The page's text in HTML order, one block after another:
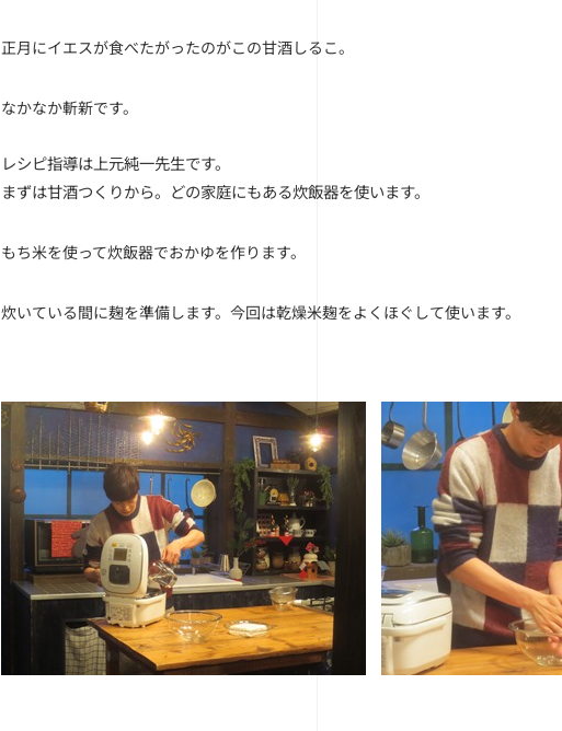
正月にイエスが食べたがったのがこの甘酒しるこ。
なかなか斬新です。
レシピ指導は上元純一先生です。
まずは甘酒つくりから。どの家庭にもある炊飯器を使います。
もち米を使って炊飯器でおかゆを作ります。
炊いている間に麹を準備します。今回は乾燥米麹をよくほぐして使います。